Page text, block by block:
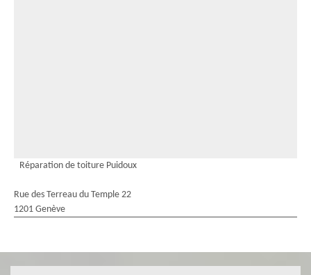
Réparation de toiture Puidoux
Rue des Terreau du Temple 22
1201 Genève